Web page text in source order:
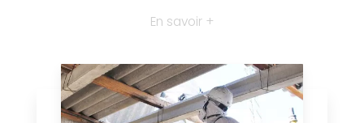
En savoir +